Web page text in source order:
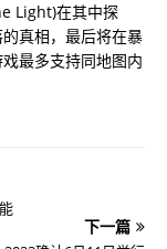
Light)在其中探
真相，最后将在暴
最多支持同地图内
下一篇